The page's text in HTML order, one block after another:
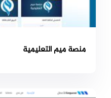
منصة ميم التعليمية